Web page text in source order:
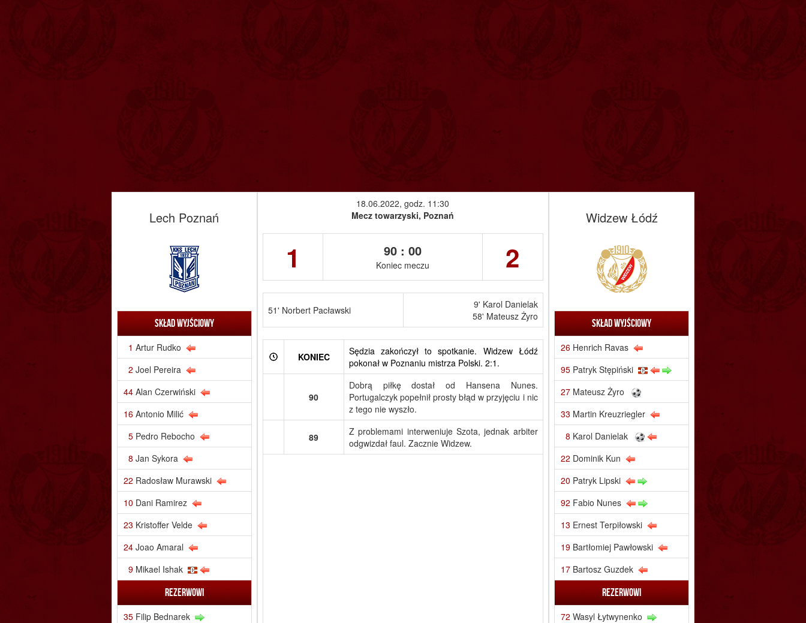
18.06.2022, godz. 11:30
Mecz towarzyski, Poznań
1 90 : 00
Koniec meczu 2
51' Norbert Pacławski
9' Karol Danielak
58' Mateusz Żyro
KONIEC
Sędzia zakończył to spotkanie. Widzew Łódź
pokonał w Poznaniu mistrza Polski. 2:1.
90
Dobrą piłkę dostał od Hansena Nunes.
Portugalczyk popełnił prosty błąd w przyjęciu i nic
z tego nie wyszło.
89
Z problemami interweniuje Szota, jednak arbiter
odgwizdał faul. Zacznie Widzew.
Lech Poznań
Skład wyjściowy
1 Artur Rudko
2 Joel Pereira
44 Alan Czerwiński
16 Antonio Milić
5 Pedro Rebocho
8 Jan Sykora
22 Radosław Murawski
10 Dani Ramirez
23 Kristoffer Velde
24 Joao Amaral
9 Mikael Ishak
Rezerwowi
35 Filip Bednarek
Widzew Łódź
Skład wyjściowy
26 Henrich Ravas
95 Patryk Stępiński
27 Mateusz Żyro
33 Martin Kreuzriegler
8 Karol Danielak
22 Dominik Kun
20 Patryk Lipski
92 Fabio Nunes
13 Ernest Terpiłowski
19 Bartłomiej Pawłowski
17 Bartosz Guzdek
Rezerwowi
72 Wasyl Łytwynenko